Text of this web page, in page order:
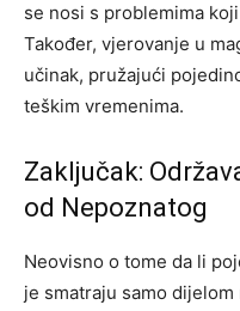
se nosi s problemima
Također, vjerovanje u
učinak, pružajući
teškim vremenima.
Zaključak:
od Nepoznatog
Neovisno o tome da li
je smatraju samo